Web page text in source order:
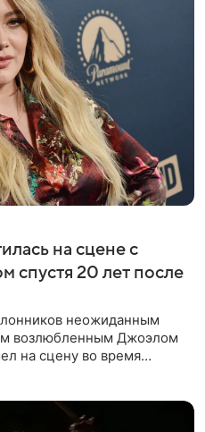
на сцене с
спустя 20 лет после
неожиданным
возлюбленным Джоэлом
на сцену во время